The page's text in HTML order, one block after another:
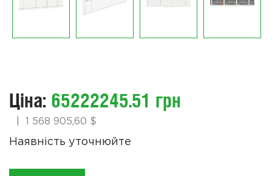
Ціна: 65222245.51 грн
1 568 905,60 $
Наявність уточнюйте